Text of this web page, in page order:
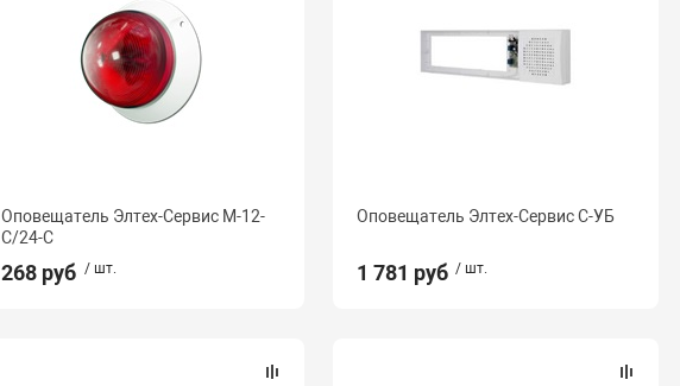
Оповещатель Элтех-Сервис М-12-
С/24-С
268 руб / шт.
Оповещатель Элтех-Сервис С-УБ
1 781 руб / шт.